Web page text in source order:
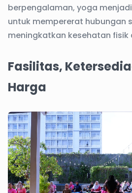
berpengalaman, yoga
untuk mempererat hubungan
meningkatkan kesehatan fisik
Fasilitas,
Harga